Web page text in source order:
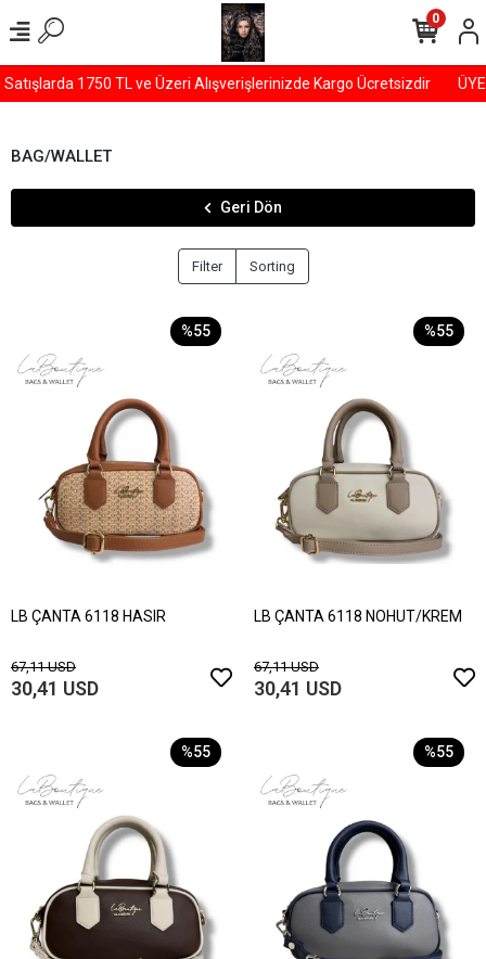
1750 TL ve Üzeri Alışverişlerinizde Kargo Ücretsizdir
0
BAG/WALLET
Geri Dön
Filter Sorting
%55
LB ÇANTA 6118 HASIR
67,11 USD
30,41 USD
%55
LB ÇANTA 6118 NOHUT/KREM
67,11 USD
30,41 USD
%55 %55